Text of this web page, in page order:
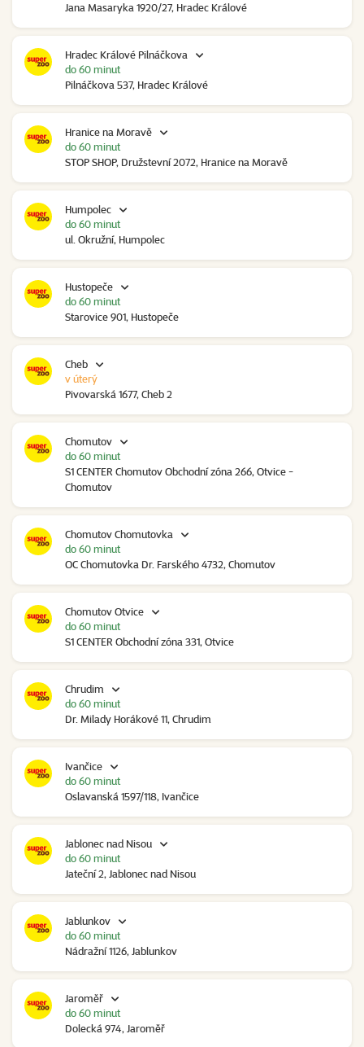
Jana Masaryka 1920/27, Hradec Králové
Hradec Králové Pilnáčkova
Pilnáčkova 537, Hradec Králové
do 60 minut
Hranice na Moravě
STOP SHOP, Družstevní 2072, Hranice na Moravě
do 60 minut
Humpolec
ul. Okružní, Humpolec
do 60 minut
Hustopeče
Starovice 901, Hustopeče
do 60 minut
Cheb
Pivovarská 1677, Cheb 2
v úterý
Chomutov
S1 CENTER Chomutov Obchodní zóna 266, Otvice -
Chomutov
do 60 minut
Chomutov Chomutovka
OC Chomutovka Dr. Farského 4732, Chomutov
do 60 minut
Chomutov Otvice
S1 CENTER Obchodní zóna 331, Otvice
do 60 minut
Chrudim
Dr. Milady Horákové 11, Chrudim
do 60 minut
Ivančice
Oslavanská 1597/118, Ivančice
do 60 minut
Jablonec nad Nisou
Jateční 2, Jablonec nad Nisou
do 60 minut
Jablunkov
Nádražní 1126, Jablunkov
do 60 minut
Jaroměř
Dolecká 974, Jaroměř
do 60 minut